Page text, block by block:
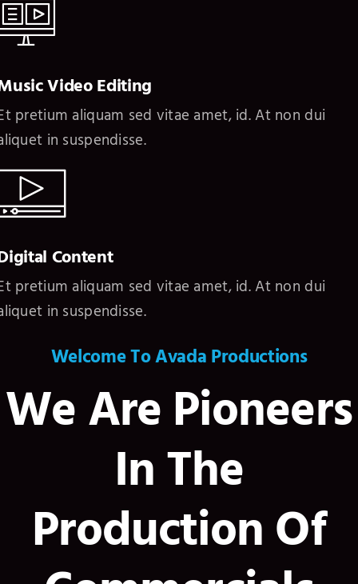
Video Editing
pretium aliquam sed vitae amet, id. At non dui
in suspendisse.
Content
pretium aliquam sed vitae amet, id. At non dui
in suspendisse.
Welcome To Avada Productions
We Are Pioneers
In The
Production Of